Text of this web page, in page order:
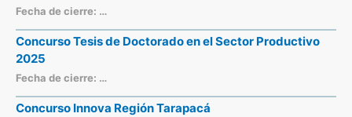
Fecha de cierre: …
Concurso Tesis de Doctorado en el Sector Productivo
2025
Fecha de cierre: …
Concurso Innova Región Tarapacá